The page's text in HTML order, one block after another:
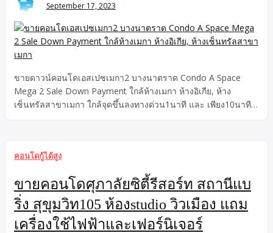
September 17, 2023
ขายดาวน์คอนโดเอสเปซเมกา2 บางนาตราด Condo A Space
Mega 2 Sale Down Payment ใกล้ห้างเมกา ห้างอิเกีย, ห้าง
เซ็นทรัลสาขาเมกา ใกล้จุดขึ้นลงทางด่วน1นาที และ เพียง10นาที
คอนโดกู้ได้สูง
ขายคอนโดศุภาลัยซิตี้รีสอร์ท สถานีแบ
ริ่ง สุขุมวิท105 ห้องstudio วิวเมือง แถม
เครื่องใช้ไฟฟ้าและเฟอร์นิเจอร์